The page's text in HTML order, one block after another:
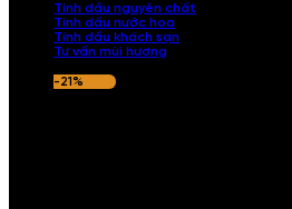
Tinh dầu nguyên chất
Tinh dầu nước hoa
Tinh dầu khách sạn
Tư vấn mùi hương
-21%